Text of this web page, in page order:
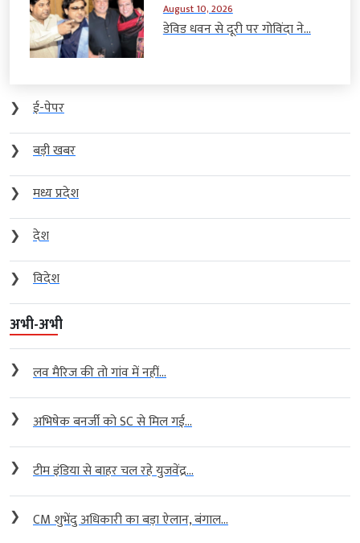
August 10, 2026
डेविड धवन से दूरी पर गोविंदा ने...
❯
ई-पेपर
❯
बड़ी खबर
❯
मध्य प्रदेश
❯
देश
❯
विदेश
अभी-अभी
❯ लव मैरिज की तो गांव में नहीं...
❯ अभिषेक बनर्जी को SC से मिल गई...
❯ टीम इंडिया से बाहर चल रहे युजवेंद्र...
❯ CM शुभेंदु अधिकारी का बड़ा ऐलान, बंगाल...